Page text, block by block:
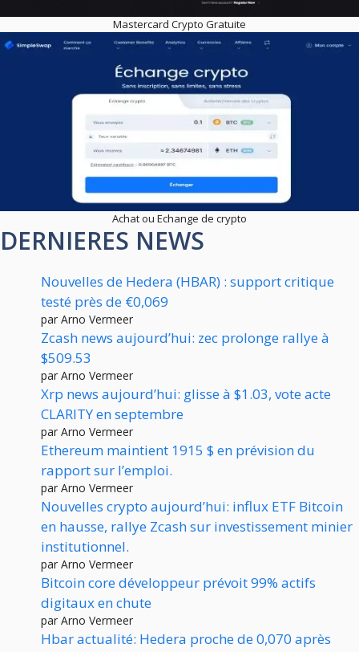
Mastercard Crypto Gratuite
Achat ou Echange de crypto
DERNIERES NEWS
Nouvelles de Hedera (HBAR) : support critique
testé près de €0,069
par Arno Vermeer
Zcash news aujourd’hui: zec prolonge rallye à
$509.53
par Arno Vermeer
Xrp news aujourd’hui: glisse à $1.03, vote acte
CLARITY en septembre
par Arno Vermeer
Ethereum maintient 1915 $ en prévision du
rapport sur l’emploi.
par Arno Vermeer
Nouvelles crypto aujourd’hui: influx ETF Bitcoin
en hausse, rallye Zcash sur investissement minier
institutionnel.
par Arno Vermeer
Bitcoin core développeur prévoit 99% actifs
digitaux en chute
par Arno Vermeer
Hbar actualité: Hedera proche de 0,070 après